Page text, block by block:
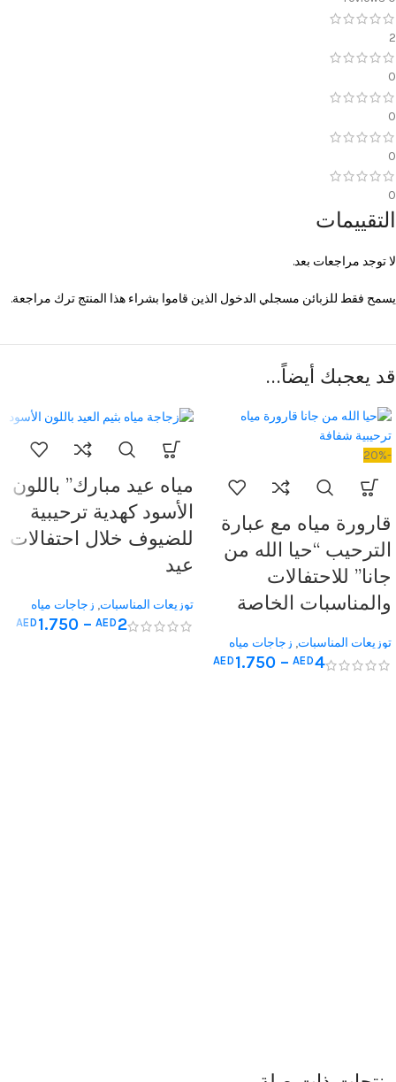
2
0
0
0
0
التقييمات
لا توجد مراجعات بعد.
يسمح فقط للزبائن مسجلي الدخول الذين قاموا بشراء هذا المنتج ترك مراجعة.
قد يعجبك أيضاً…
-20%
قارورة مياه مع عبارة
الترحيب “حيا الله من
جانا” للاحتفالات
والمناسبات الخاصة
توزيعات المناسبات, زجاجات مياه
مخصصة,هدايا الحج والعمرة
AED4
–
AED 1.750
مياه عيد مبارك” باللون
الأسود كهدية ترحيبية
للضيوف خلال احتفالات
عيد
توزيعات المناسبات, زجاجات مياه
مخصصة,هدايا الحج والعمرة
AED 2
–
AED 1.750